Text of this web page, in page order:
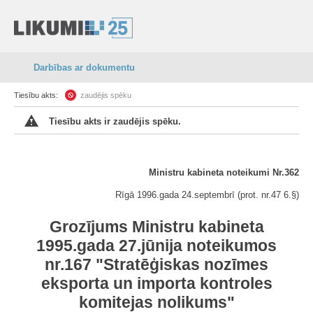
Darbības ar dokumentu
Tiesību akts: zaudējis spēku
Tiesību akts ir zaudējis spēku.
Ministru kabineta noteikumi Nr.362
Rīgā 1996.gada 24.septembrī (prot. nr.47 6.§)
Grozījums Ministru kabineta
1995.gada 27.jūnija noteikumos
nr.167 "Stratēģiskas nozīmes
eksporta un importa kontroles
komitejas nolikums"